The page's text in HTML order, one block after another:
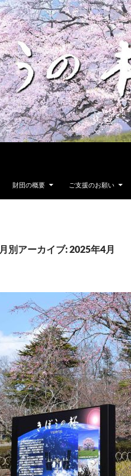
財団の概要 ご支援のお願い
月別アーカイブ: 2025年4月